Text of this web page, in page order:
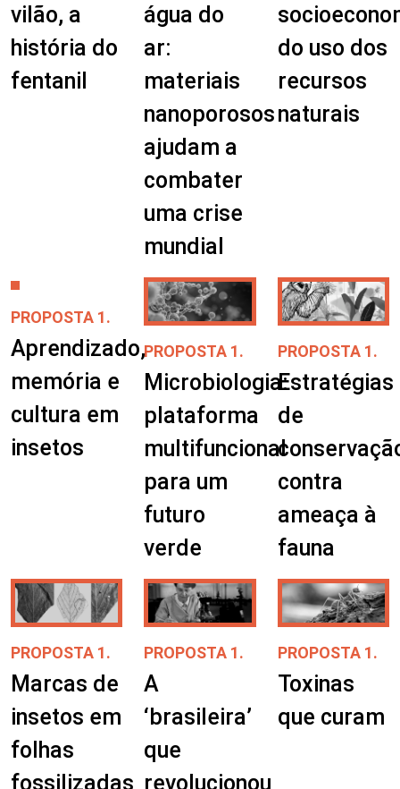
vilão, a
história do
fentanil
água do
ar:
materiais
nanoporosos
ajudam a
combater
uma crise
mundial
do uso dos
recursos
naturais
PROPOSTA 1.
Aprendizado,
memória e
cultura em
insetos
PROPOSTA 1.
Microbiologia:
plataforma
multifuncional
para um
futuro
verde
PROPOSTA 1.
Estratégias
de
contra
ameaça à
fauna
PROPOSTA 1.
Marcas de
insetos em
folhas
fossilizadas
PROPOSTA 1.
A
‘brasileira’
que
revolucionou
PROPOSTA 1.
Toxinas
que curam